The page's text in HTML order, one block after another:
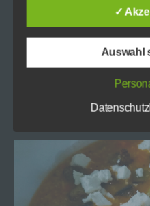
einzuschränken.
e) Profiling
Profiling ist jede Art
Verarbeitung
darin besteht, dass
persönliche
wirtschaftlicher
Vorlieben,
Verhalten,
dieser natürlichen
vorherzusagen.
✓
Auswahl